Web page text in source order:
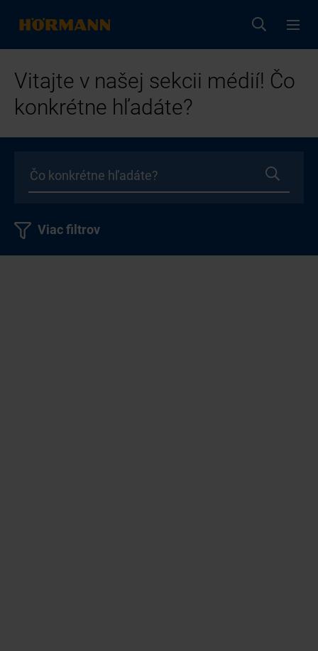
Vitajte v našej sekcii médií! Čo
konkrétne hľadáte?
Viac filtrov